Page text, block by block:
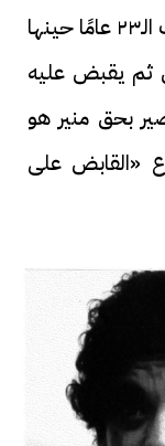
الشهرة لكنه بالنسبة للفتى منير صاحب الـ٢٣ عامًا حينها
ثم يقبض عليه
بحق منير هو
«القابض على